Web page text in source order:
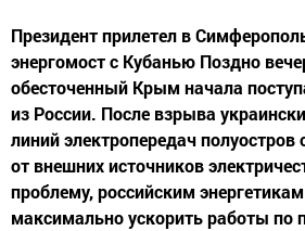
Президент прилетел в
энергомост с Кубанью Поздно
обесточенный Крым начала
из России. После взрыва
линий электропередач
от внешних источников
проблему, российским
максимально ускорить работы по